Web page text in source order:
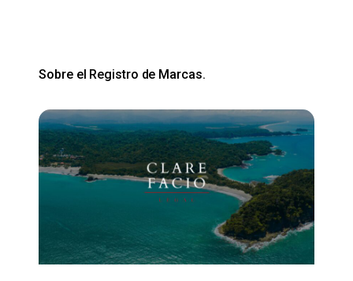
Sobre el Registro de Marcas.